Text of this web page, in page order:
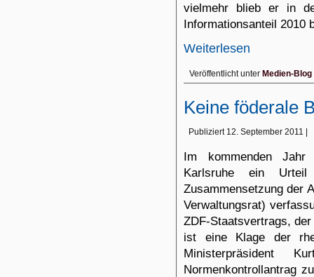
vielmehr blieb er in
Informationsanteil 2010
Weiterlesen
Veröffentlicht unter Medien-Blog
Keine föderale
Publiziert 12. September 2011
Im kommenden Jahr
Karlsruhe ein
Zusammensetzung der
Verwaltungsrat)
ZDF-Staatsvertrags,
ist eine Klage der
Ministerpräsident
Normenkontrollantrag